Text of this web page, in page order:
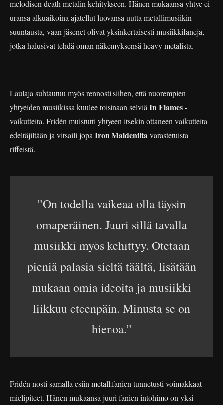
melodisen death metalin kehitykseen. Hänen mukaansa yhtye ei
uransa alkuaikoina ajatellut luovansa uutta metallimusiikin
suuntausta, vaan jäsenet olivat yksinkertaisesti musiikkifaneja,
jotka halusivat tehdä oman näkemyksensä heavy metalista.
Laulaja suhtautuu myös rennosti siihen, että nuorempien
yhtyeiden musiikissa kuulee toisinaan selviä In Flames-
vaikutteita. Fridén muistutti yhtyeen itsekin ottaneen vaikutteita
edeltäjiltään ja vitsaili jopa Iron Maidenilta varastetuista
riffeistä.
”On todella vaikeaa olla täysin
omaperäinen. Juuri sillä tavalla
musiikki myös kehittyy. Otetaan
pieniä palasia sieltä täältä, lisätään
mukaan omia ideoita ja musiikki
liikkuu eteenpäin. Minusta se on
hienoa.”
Fridén nosti samalla esiin metallifanien tunnetusti voimakkaat
mielipiteet. Hänen mukaansa juuri fanien intohimo on yksi